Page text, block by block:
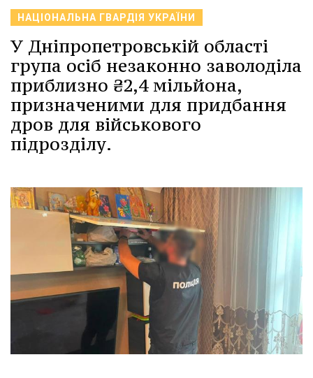
НАЦІОНАЛЬНА ГВАРДІЯ УКРАЇНИ
У Дніпропетровській області
група осіб незаконно заволоділа
приблизно ₴2,4 мільйона,
призначеними для придбання
дров для військового
підрозділу.